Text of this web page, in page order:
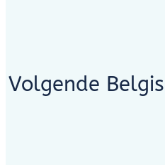
Volgende